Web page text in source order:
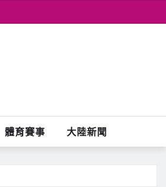
體育賽事 大陸新聞